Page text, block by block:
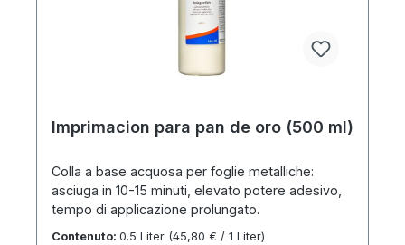
Imprimacion para pan de oro (500 ml)
Colla a base acquosa per foglie metalliche:
asciuga in 10-15 minuti, elevato potere adesivo,
tempo di applicazione prolungato.
Contenuto: 0.5 Liter (45,80 € / 1 Liter)